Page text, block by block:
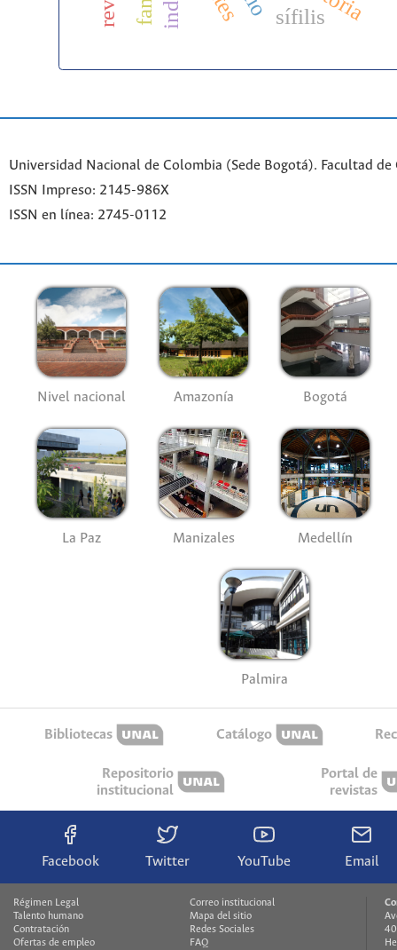
sífilis
Universidad Nacional de Colombia (Sede Bogotá). Facultad de
ISSN Impreso: 2145-986X
ISSN en línea: 2745-0112
Nivel nacional Amazonía Bogotá
La Paz Manizales Medellín
Palmira
Bibliotecas Catálogo
Repositorio
institucional
Portal de
revistas
Facebook Twitter YouTube Email
Régimen Legal
Talento humano
Contratación
Ofertas de empleo
Correo institucional
Mapa del sitio
Redes Sociales
FAQ